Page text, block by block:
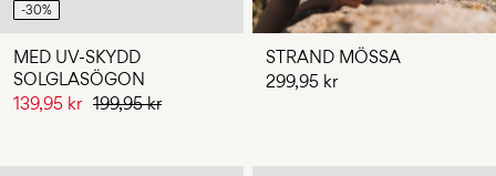
-30%
MED UV-SKYDD
SOLGLASÖGON
139,95 kr 199,95 kr
STRAND MÖSSA
299,95 kr